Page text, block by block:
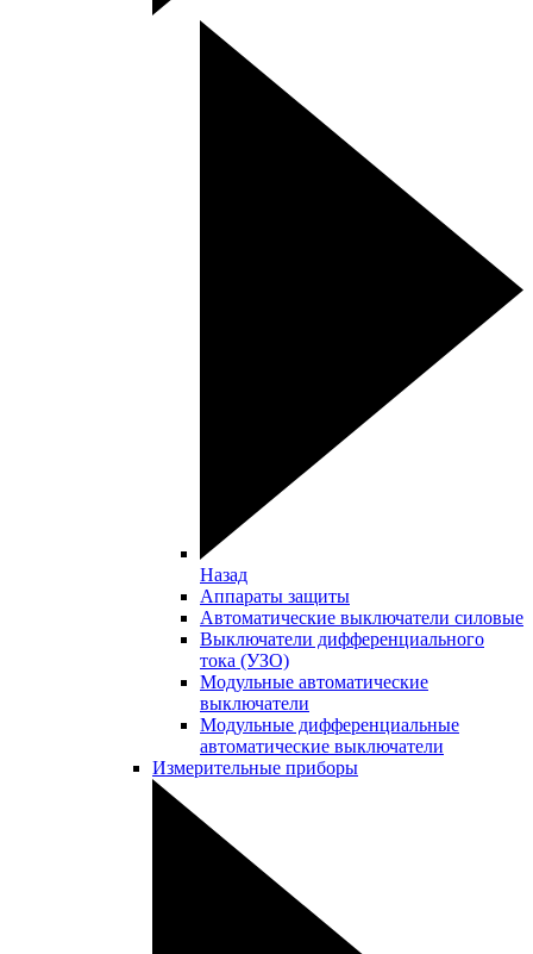
Назад
Аппараты защиты
Автоматические выключатели силовые
Выключатели дифференциального
тока (УЗО)
Модульные автоматические
выключатели
Модульные дифференциальные
автоматические выключатели
Измерительные приборы